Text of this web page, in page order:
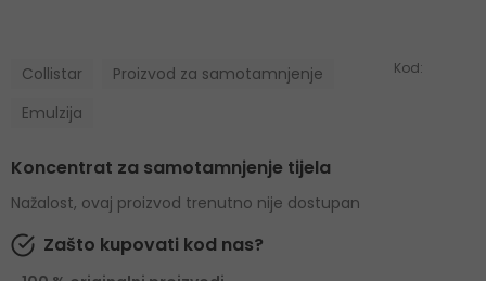
Collistar
Proizvod za samotamnjenje
Emulzija
Kod:
Koncentrat za samotamnjenje tijela
Nažalost, ovaj proizvod trenutno nije dostupan
Zašto kupovati kod nas?